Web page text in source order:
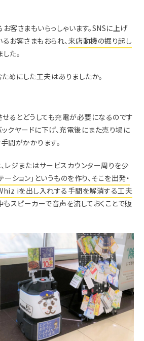
客さまもいらっしゃいます。SNSに上げ
お客さまもおられ、 来店動機の掘り起し
した。
めにした工夫はありましたか。
るとどうしても充電が必要になるのです
クヤードに下げ、充電後にまた売り場に
間がかかります。
レジまたはサービスカウンター周りを少
ーション」というものを作り、そこを出発・
iを出し入れする手間を解消する工夫
もスピーカーで音声を流しておくことで販